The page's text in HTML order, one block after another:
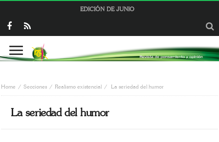
EDICIÓN DE JUNIO
Home Secciones Realismo existencial La seriedad del humor
La seriedad del humor